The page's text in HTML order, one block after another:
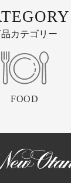
カテゴリー
FOOD